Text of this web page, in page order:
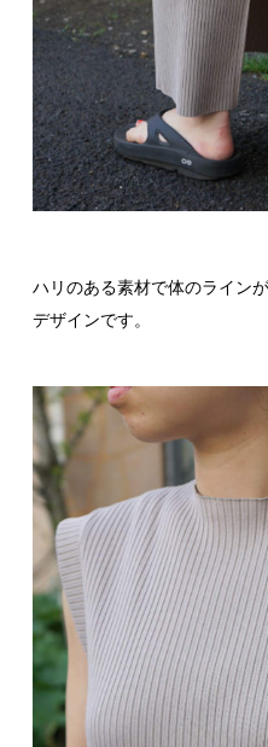
ハリのある素材で体のライン
デザインです。